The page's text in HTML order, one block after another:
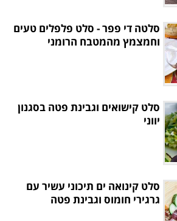
סלטה די פפר - סלט פלפלים טעים
וחמצמץ מהמטבח הרומני
סלט קישואים וגבינת פטה בסגנון
יווני
סלט קינואה ים תיכוני עשיר עם
גרגירי חומוס וגבינת פטה